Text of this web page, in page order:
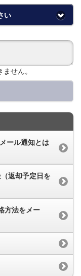
い
せん。
ール通知とは
返却予定日を
方法をメー